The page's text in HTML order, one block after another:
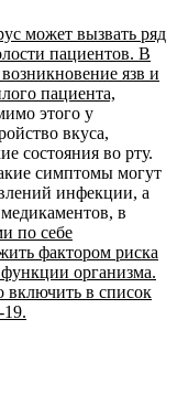
может вызвать ряд
пациентов. В
язв и
пациента,
этого у
вкуса,
состояния во рту.
симптомы могут
инфекции, а
в
по себе
фактором риска
организма.
включить в список